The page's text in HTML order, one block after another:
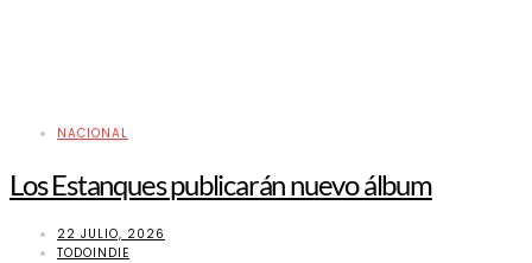
NACIONAL
Los Estanques publicarán nuevo álbum
22 JULIO, 2026
TODOINDIE